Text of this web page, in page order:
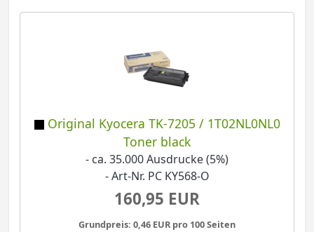
Original Kyocera TK-7205 / 1T02NL0NL0
Toner black
- ca. 35.000 Ausdrucke (5%)
- Art-Nr. PC KY568-O
160,95 EUR
Grundpreis: 0,46 EUR pro 100 Seiten